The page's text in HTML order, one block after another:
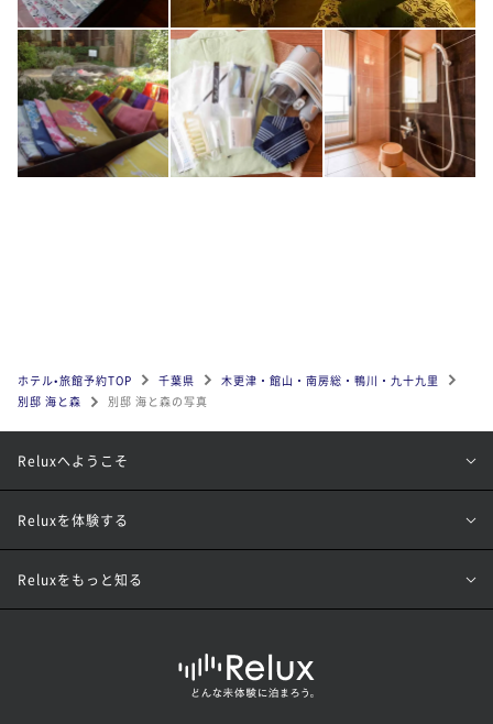
ホテル•旅館予約TOP 千葉県
木更津・館山・南房総・鴨川・九十九里
別邸 海と森
別邸 海と森の写真
Reluxへようこそ
Reluxを体験する
Reluxをもっと知る